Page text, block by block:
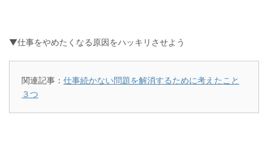
▼仕事をやめたくなる原因をハッキリさせよう
関連記事： 仕事続かない問題を解消するために考えたこと
３つ